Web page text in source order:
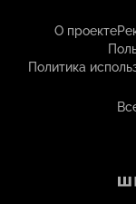
О проекте
Политика